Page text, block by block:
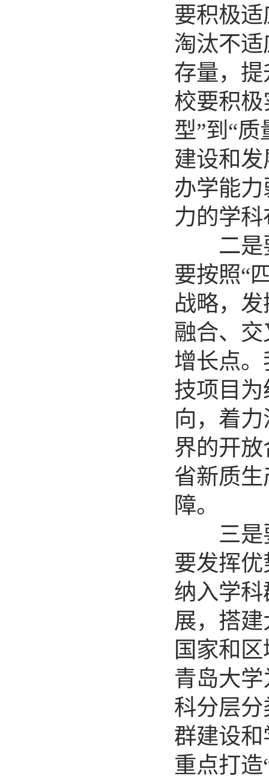
要积极
淘汰不
存量，
校要积极
型”到“
建设和
办学能
力的学
二是要
要按照“
战略，
融合、
增长点
技项目
向，着
界的开
省新质
障。
三是要
要发挥
纳入学
展，搭
国家和
青岛大
科分层
群建设和
重点打造